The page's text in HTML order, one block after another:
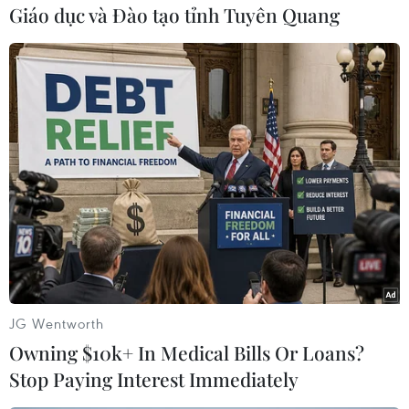
#Tin tức thời sự
#Tin tức Tin hot
#Vietnam Plus
#Vietnam
#Plus
Theo dõi VietnamPlus
TIN LIÊN QUAN
Giáo dục và Đào tạo tỉnh Tuyên Quang
JG Wentworth
Owning $10k+ In Medical Bills Or Loans?
Stop Paying Interest Immediately